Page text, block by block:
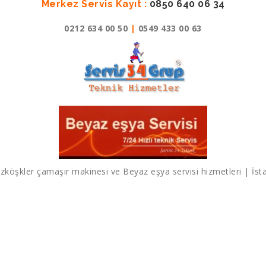
Merkez Servis Kayıt : 0850 640 06 34
0212 634 00 50 | 0549 433 00 63
çamaşır makinesi ve Beyaz eşya servisi hizmetleri |